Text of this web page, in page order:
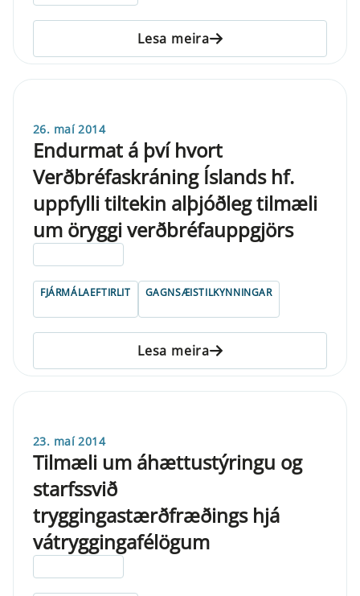
Lesa meira
26. maí 2014
Endurmat á því hvort
Verðbréfaskráning Íslands hf.
uppfylli tiltekin alþjóðleg tilmæli
um öryggi verðbréfauppgjörs
FJÁRMÁLAEFTIRLIT GAGNSÆISTILKYNNINGAR
Lesa meira
23. maí 2014
Tilmæli um áhættustýringu og
starfssvið
tryggingastærðfræðings hjá
vátryggingafélögum